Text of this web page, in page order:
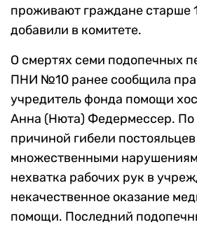
проживают граждане старше
добавили в комитете.
О смертях семи подопечных
ПНИ №10 ранее сообщила
учредитель фонда помощи
Анна (Нюта) Федермессер. По
причиной гибели
множественными
нехватка рабочих рук в
некачественное оказание
помощи. Последний